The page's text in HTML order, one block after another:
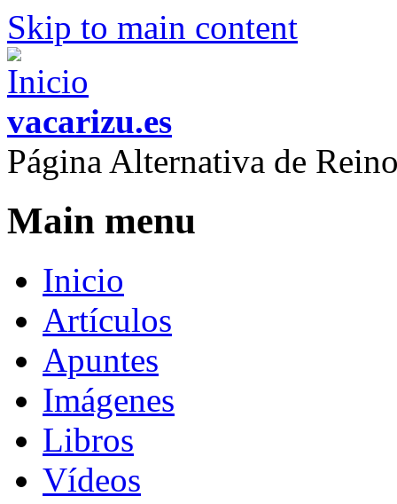
Skip to main content
vacarizu.es
Página Alternativa de
Main menu
Inicio
Artículos
Apuntes
Imágenes
Libros
Vídeos